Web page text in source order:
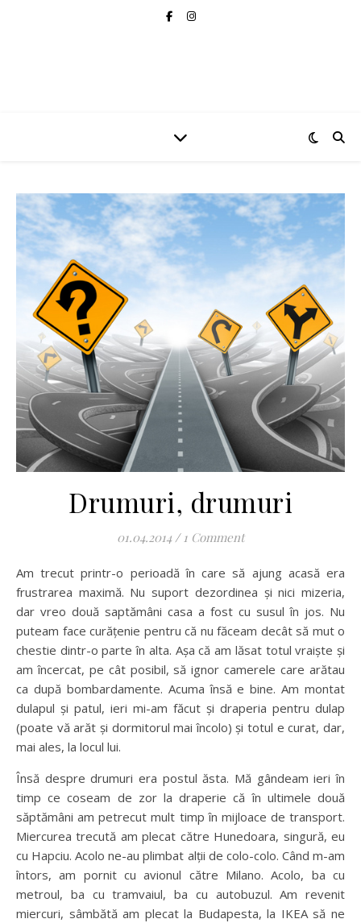
Drumuri, drumuri
01.04.2014 / 1 Comment
Am trecut printr-o perioadă în care să ajung acasă era
frustrarea maximă. Nu suport dezordinea și nici mizeria,
dar vreo două saptămâni casa a fost cu susul în jos. Nu
puteam face curățenie pentru că nu făceam decât să mut o
chestie dintr-o parte în alta. Așa că am lăsat totul vraiște și
am încercat, pe cât posibil, să ignor camerele care arătau
ca după bombardamente. Acuma însă e bine. Am montat
dulapul și patul, ieri mi-am făcut și draperia pentru dulap
(poate vă arăt și dormitorul mai încolo) și totul e curat, dar,
mai ales, la locul lui.
Însă despre drumuri era postul ăsta. Mă gândeam ieri în
timp ce coseam de zor la draperie că în ultimele două
săptămâni am petrecut mult timp în mijloace de transport.
Miercurea trecută am plecat către Hunedoara, singură, eu
cu Hapciu. Acolo ne-au plimbat alții de colo-colo. Când m-am
întors, am pornit cu avionul către Milano. Acolo, ba cu
metroul, ba cu tramvaiul, ba cu autobuzul. Am revenit
miercuri, sâmbătă am plecat la Budapesta, la IKEA să ne